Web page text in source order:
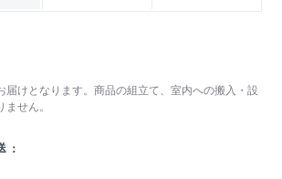
届けとなります。商品の組立て、室内への搬入・設
せん。